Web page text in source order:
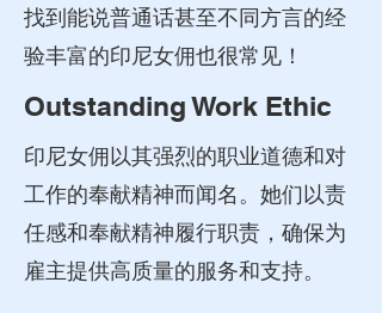
找到能说普通话甚至不同方言的经
验丰富的印尼女佣也很常见！
Outstanding Work Ethic
印尼女佣以其强烈的职业道德和对
工作的奉献精神而闻名。她们以责
任感和奉献精神履行职责，确保为
雇主提供高质量的服务和支持。